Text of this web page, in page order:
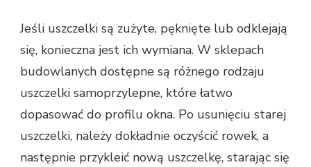
Jeśli uszczelki są zużyte, pęknięte lub odklejają
się, konieczna jest ich wymiana. W sklepach
budowlanych dostępne są różnego rodzaju
uszczelki samoprzylepne, które łatwo
dopasować do profilu okna. Po usunięciu starej
uszczelki, należy dokładnie oczyścić rowek, a
następnie przykleić nową uszczelkę, starając się